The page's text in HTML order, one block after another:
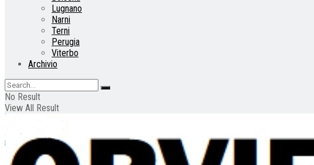
Lugnano
Narni
Terni
Perugia
Viterbo
Archivio
No Result
View All Result